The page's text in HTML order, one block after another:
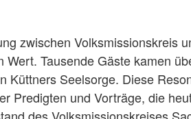
zwischen Volksmissionskreis
Tausende Gäste kamen
Küttners Seelsorge. Diese
Predigten und Vorträge, die